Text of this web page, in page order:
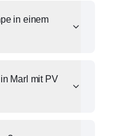
in einem
Marl mit PV